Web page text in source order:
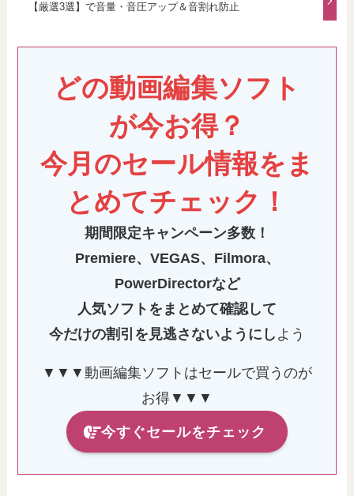
【厳選3選】で音量・音圧アップ＆音割れ防止
どの動画編集ソフト
が今お得？
今月のセール情報をま
とめてチェック！
期間限定キャンペーン多数！
Premiere、VEGAS、Filmora、
PowerDirectorなど
人気ソフトをまとめて確認して
今だけの割引を見逃さないようにし よう
▼▼▼動画編集ソフトはセールで買うのが
お得▼▼▼
今すぐセールをチェック